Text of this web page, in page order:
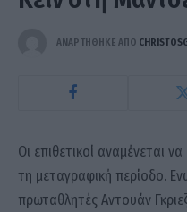
ΑΝΑΡΤΗΘΗΚΕ ΑΠΟ
Οι επιθετικοί αναμένεται
τη μεταγραφική περίοδο.
πρωταθλητές Αντουάν